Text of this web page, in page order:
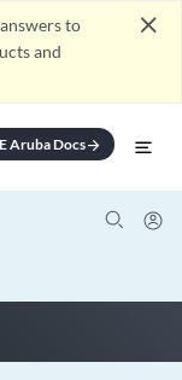
to
and
close
Aruba Docsarrow_forward